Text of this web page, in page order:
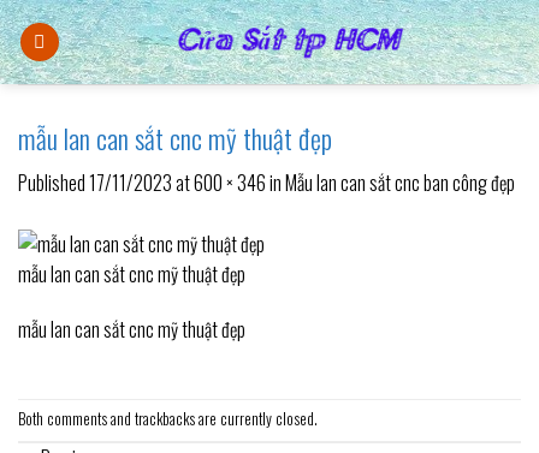
Skip
to
content
mẫu lan can sắt cnc mỹ thuật đẹp
Published17/11/2023at600 × 346inMẫu lan can sắt cnc ban công đẹp
mẫu lan can sắt cnc mỹ thuật đẹp
mẫu lan can sắt cnc mỹ thuật đẹp
Both comments and trackbacks are currently closed.